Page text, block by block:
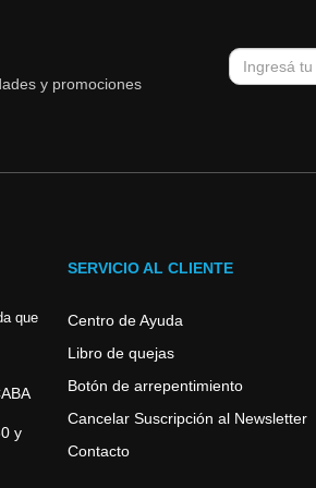
y promociones
que
y
SERVICIO AL CLIENTE
Centro de Ayuda
Libro de quejas
Botón de arrepentimiento
Cancelar Suscripción al Newsletter
Contacto